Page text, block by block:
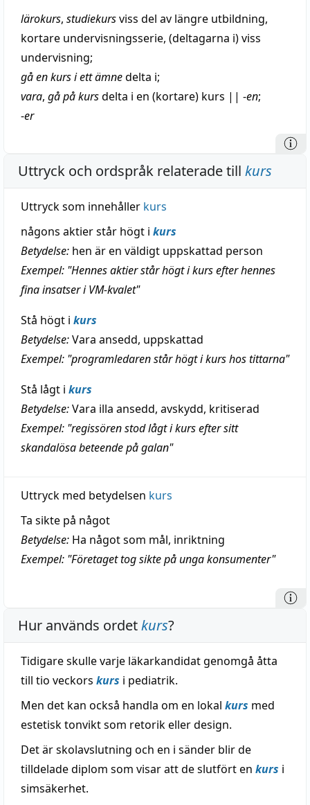
lärokurs, studiekursviss del av längre utbildning,
kortare undervisningsserie, (deltagarna i) viss
undervisning;
gå en kurs i ettämnedelta i;
vara, gå på kursdelta i en (kortare) kurs || -en;
-er
Uttryck och ordspråk relaterade till kurs
Uttryck som innehåller kurs
någons aktier står högt i kurs
Betydelse: hen är en väldigt uppskattad person
Exempel: "Hennes aktier står högt i kurs efter hennes
fina insatser i VM-kvalet"
Stå högt i kurs
Betydelse:Vara ansedd, uppskattad
Exempel: "programledaren står högt i kurs hos tittarna"
Stå lågt i kurs
Betydelse:Vara illa ansedd, avskydd, kritiserad
Exempel: "regissören stod lågt i kurs efter sitt
skandalösa beteende på galan"
Uttryck med betydelsen kurs
Ta sikte på något
Betydelse: Ha något som mål, inriktning
Exempel: "Företaget tog sikte på unga konsumenter"
Hur används ordetkurs?
Tidigare skulle varje läkarkandidat genomgå åtta
till tio veckors kurs i pediatrik.
Men det kan också handla om en lokal kurs med
estetisk tonvikt som retorik eller design.
Det är skolavslutning och en i sänder blir de
tilldelade diplom som visar att de slutfört en kurs i
simsäkerhet.